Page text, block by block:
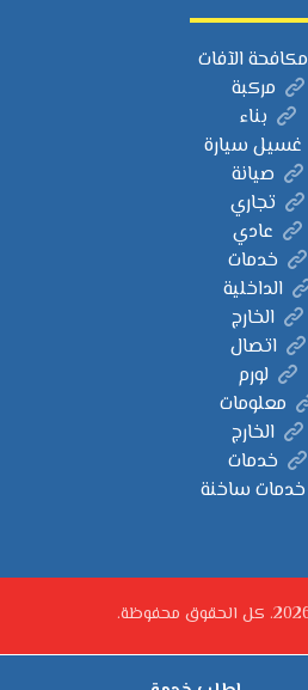
مكافحة الآفات
مركبة
بناء
غسيل سيارة
صيانة
تجاري
عادي
خدمات
الداخلية
الخارج
اتصال
لورم
معلومات
الخارج
خدمات
خدمات ساخنة